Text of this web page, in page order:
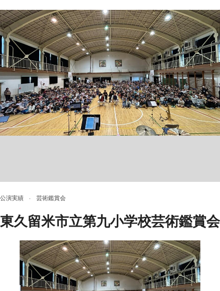
公演実績 ·芸術鑑賞会
東久留米市立第九小学校芸術鑑賞会